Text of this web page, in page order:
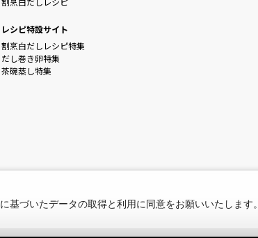
レシピ特設サイト
割烹白だしレシピ特集
だし巻き卵特集
茶碗蒸し特集
に基づいたデータの取得と利用に同意をお願いいたします。